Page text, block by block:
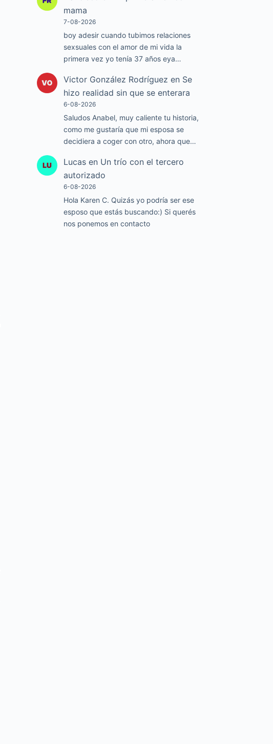
mama
7-08-2026
boy adesir cuando tubimos relaciones
sexsuales con el amor de mi vida la
primera vez yo tenía 37 años eya…
Victor González Rodríguez en Se
hizo realidad sin que se enterara
6-08-2026
Saludos Anabel, muy caliente tu historia,
como me gustaría que mi esposa se
decidiera a coger con otro, ahora que…
Lucas en Un trío con el tercero
autorizado
6-08-2026
Hola Karen C. Quizás yo podría ser ese
esposo que estás buscando:) Si querés
nos ponemos en contacto